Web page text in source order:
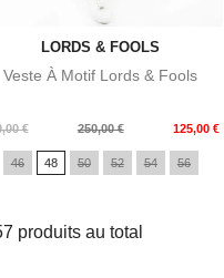
LORDS & FOOLS
Veste À Motif Lords & Fools
€ 250,00 € 125,00 €
46 48 50 52 54 56
produits au total